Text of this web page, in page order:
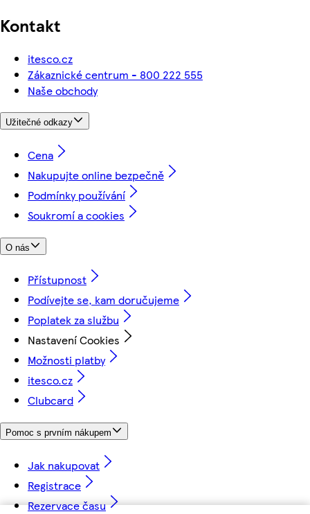
Kontakt
itesco.cz
Zákaznické centrum - 800 222 555
Naše obchody
Užitečné odkazy
Cena
Nakupujte online bezpečně
Podmínky používání
Soukromí a cookies
O nás
Přístupnost
Podívejte se, kam doručujeme
Poplatek za službu
Nastavení Cookies
Možnosti platby
itesco.cz
Clubcard
Pomoc s prvním nákupem
Jak nakupovat
Registrace
Rezervace času